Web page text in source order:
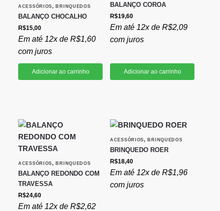
ACESSÓRIOS,BRINQUEDOS
BALANÇO CHOCALHO
R$15,00
Em até 12x de R$1,60
com juros
Adicionar ao carrinho
BALANÇO COROA
R$19,60
Em até 12x de R$2,09
com juros
Adicionar ao carrinho
ACESSÓRIOS,BRINQUEDOS
BALANÇO REDONDO COM
TRAVESSA
R$24,60
Em até 12x de R$2,62
ACESSÓRIOS,BRINQUEDOS
BRINQUEDO ROER
R$18,40
Em até 12x de R$1,96
com juros